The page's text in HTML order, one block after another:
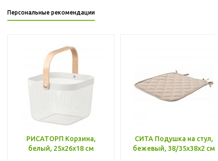
Персональные рекомендации
РИСАТОРП Корзина,
белый, 25x26x18 см
СИТА Подушка на стул,
бежевый, 38/35x38x2 см